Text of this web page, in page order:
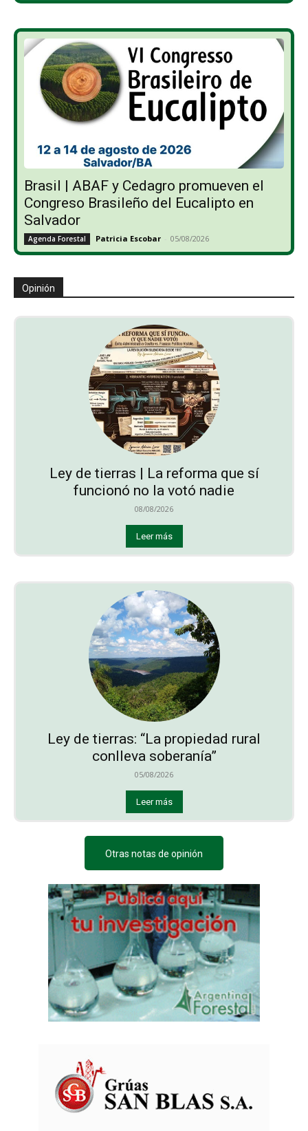
Brasil | ABAF y Cedagro promueven el
Congreso Brasileño del Eucalipto en
Salvador
Agenda Forestal Patricia Escobar - 05/08/2026
Opinión
Ley de tierras | La reforma que sí
funcionó no la votó nadie
08/08/2026
Leer más
Ley de tierras: “La propiedad rural
conlleva soberanía”
05/08/2026
Leer más
Otras notas de opinión